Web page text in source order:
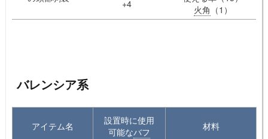
+4
火角 （1）
バレンシア系
アイテム名
設置時に使用
可能なバフ 材料